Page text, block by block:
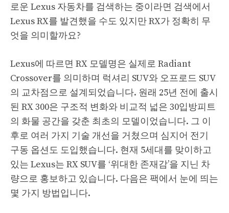
로운 Lexus 자동차를 검색하는 중이라면 검색에서
Lexus RX를 발견했을 수도 있지만 RX가 정확히 무
엇을 의미할까요?
Lexus에 따르면 RX 모델명은 실제로 Radiant
Crossover를 의미하며 럭셔리 SUV와 오프로드 SUV
의 교차점으로 설계되었습니다. 원래 25년 전에 출시
된 RX 300은 구조적 변화와 비교적 넓은 30입방피트
의 화물 공간을 갖춘 최초의 모델이었습니다. 그 이
후로 여러 가지 기술 개선을 거쳤으며 심지어 전기
구동 옵션도 도입했습니다. 현재 5세대를 맞이하고
있는 Lexus는 RX SUV를 ‘위대한 존재감’을 지닌 차
량으로 홍보하고 있습니다. 다음은 팩에서 눈에 띄는
몇 가지 방법입니다.